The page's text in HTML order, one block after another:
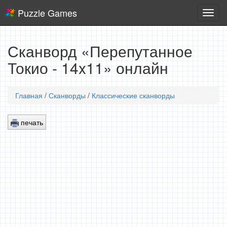
игры
Puzzle Games
Сканворд «Перепутанное
Токио - 14x11» онлайн
Главная / Сканворды / Классические сканворды
печать